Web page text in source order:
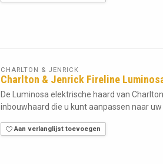
CHARLTON & JENRICK
Charlton & Jenrick Fireline
De Luminosa elektrische haard van
inbouwhaard die u kunt aanpassen naar uw
Aan verlanglijst toevoegen